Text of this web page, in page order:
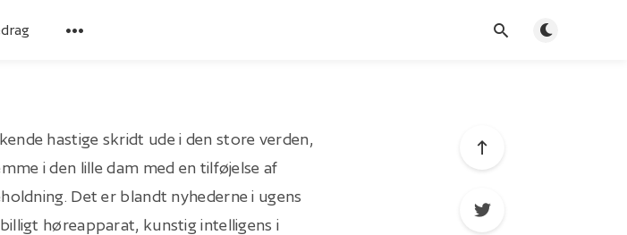
Toggle dark
hastige skridt ude i den store verden,
i den lille dam med en tilføjelse af
Det er blandt nyhederne i ugens
høreapparat, kunstig intelligens i